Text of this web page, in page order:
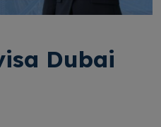
Dubai